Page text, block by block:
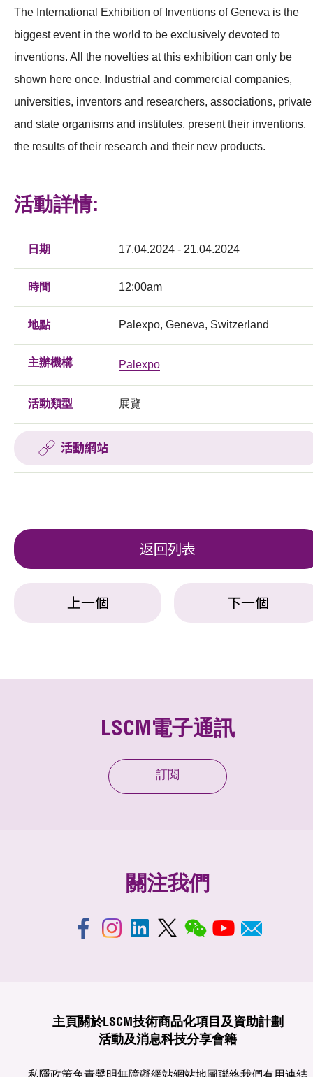
科技分享
會籍
The International Exhibition of Inventions of Geneva is the
biggest event in the world to be exclusively devoted to
inventions. All the novelties at this exhibition can only be
shown here once. Industrial and commercial companies,
universities, inventors and researchers, associations, private
and state organisms and institutes, present their inventions,
the results of their research and their new products.
活動詳情:
日期 17.04.2024 - 21.04.2024
時間 12:00am
地點 Palexpo, Geneva, Switzerland
主辦機構 Palexpo
活動類型 展覽
活動網站
返回列表
上一個 下一個
LSCM電子通訊
訂閱
關注我們
主頁 關於LSCM技術商品化項目及資助計劃
活動及消息科技分享會籍